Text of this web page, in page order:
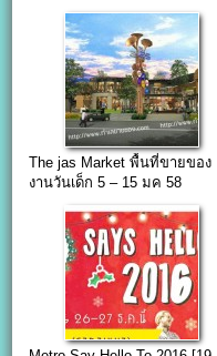
บูธ event
The jas Market พื้นที่ขายของ
งานวันเด็ก 5 – 15 มค 58